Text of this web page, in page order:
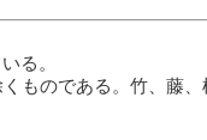
る。
ものである。竹、藤、